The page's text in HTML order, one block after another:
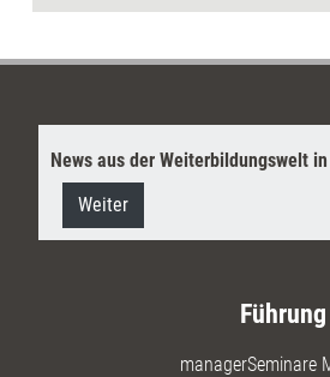
Dossiers - zu
News aus der Weiterbildungswelt
Weiter
Führung
managerSeminare